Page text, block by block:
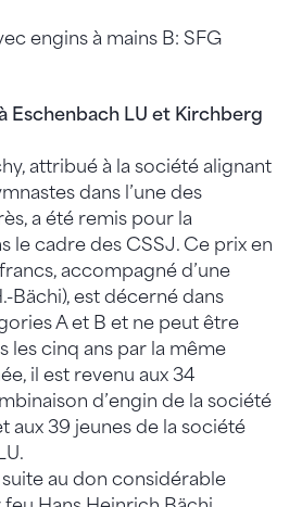
engins à mains B: SFG
Eschenbach LU et Kirchberg
attribué à la société alignant
dans l’une des
a été remis pour la
le cadre des CSSJ. Ce prix en
accompagné d’une
Bächi), est décerné dans
A et B et ne peut être
les cinq ans par la même
il est revenu aux 34
d’engin de la société
aux 39 jeunes de la société
au don considérable